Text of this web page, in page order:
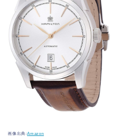
画像出典:Amazon